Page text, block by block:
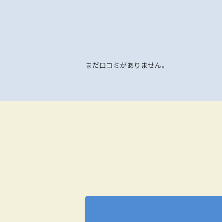
まだ口コミがありません。